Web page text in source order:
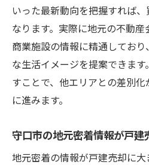
いった最新動向を把握すれば
なります。実際に地元の不動
商業施設の情報に精通してお
な生活イメージを提案できま
すことで、他エリアとの差別
に進みます。
守口市の地元密着情報が戸建
地元密着の情報が戸建売却に